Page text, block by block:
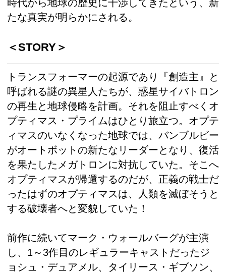
時代から地球の歴史に干渉してきたという、新
たな真実が明らかにされる。
＜STORY＞
トランスフォーマーの起源であり『創造主』と
呼ばれる謎の異星人たちが、惑星サイバトロン
の再生と地球侵略を計画。それを阻止すべくオ
プティマス・プライムはひとり旅立つ。オプテ
ィマスのいなくなった地球では、バンブルビー
がオートボットの新たなリーダーとなり、復活
を果たしたメガトロンに対抗していた。そこへ
オプティマスが帰還するのだが、正義の戦士だ
ったはずのオプティマスは、人類を滅ぼそうと
する破壊者へと変貌していた！
前作に続いてマーク・ウォールバーグが主演
し、1～3作目のレギュラーキャストだったジ
ョシュ・デュアメル、タイリース・ギブソン、